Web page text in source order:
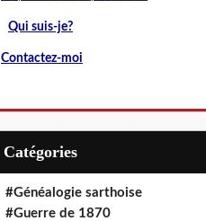
Qui suis-je?
Contactez-moi
Catégories
#Généalogie sarthoise
#Guerre de 1870